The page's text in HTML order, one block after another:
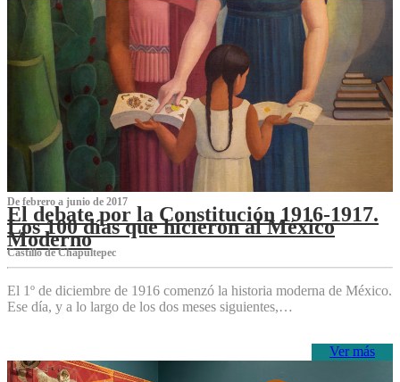
De febrero a junio de 2017
El debate por la Constitución 1916-1917.
Los 100 días que hicieron al México
Moderno
Castillo de Chapultepec
El 1º de diciembre de 1916 comenzó la historia moderna de México.
Ese día, y a lo largo de los dos meses siguientes,…
Ver más